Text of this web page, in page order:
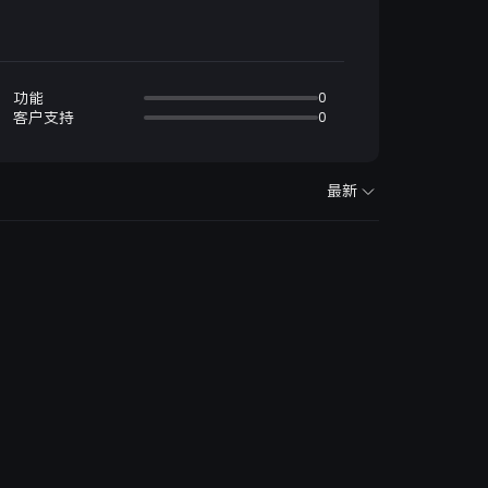
功能 0
客户支持 0
最新